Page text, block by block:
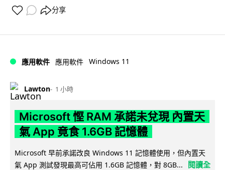
分享
應用軟件 應用軟件 Windows 11
Lawton 1 小時
Microsoft 慳 RAM 承諾未兌現 內置天
氣 App 竟食 1.6GB 記憶體
Microsoft 早前承諾改良 Windows 11 記憶體使用，但內置天
氣 App 測試發現最高可佔用 1.6GB 記憶體，對 8GB...
閱讀全